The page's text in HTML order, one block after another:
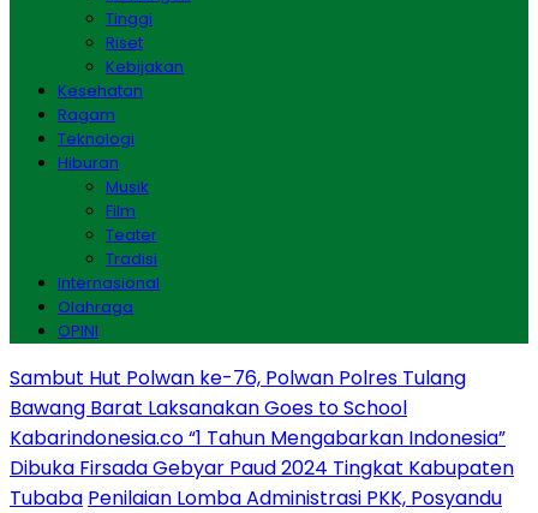
Tinggi
Riset
Kebijakan
Kesehatan
Ragam
Teknologi
Hiburan
Musik
Film
Teater
Tradisi
Internasional
Olahraga
OPINI
Sambut Hut Polwan ke-76, Polwan Polres Tulang
Bawang Barat Laksanakan Goes to School
Kabarindonesia.co “1 Tahun Mengabarkan Indonesia”
Dibuka Firsada Gebyar Paud 2024 Tingkat Kabupaten
Tubaba Penilaian Lomba Administrasi PKK, Posyandu